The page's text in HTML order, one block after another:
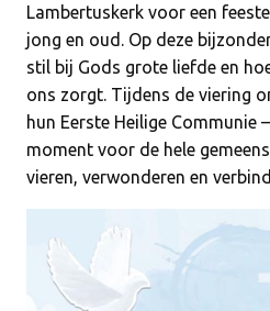
Lambertuskerk voor een
jong en oud. Op deze
stil bij Gods grote liefde en
ons zorgt. Tijdens de viering
hun Eerste Heilige Communie
moment voor de hele
vieren, verwonderen en